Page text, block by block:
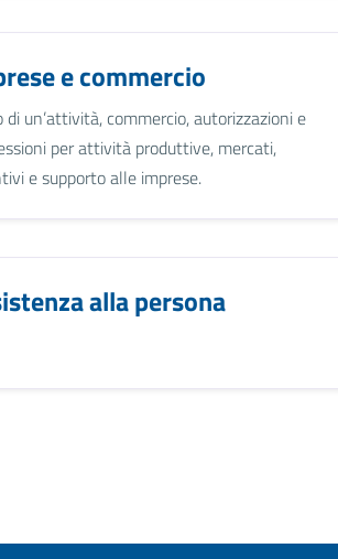
e commercio
di un’attività, commercio, autorizzazioni e
per attività produttive, mercati,
e supporto alle imprese.
alla persona